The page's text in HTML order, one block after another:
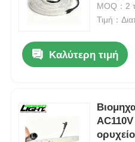
Σχετικά με εμάς
Γύρος εργοστασίων
Νέα
0414
MOQ：2
Τιμή：
Καλύτερη τιμή